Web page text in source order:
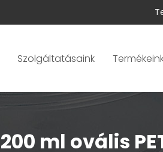
Szolgáltatásaink
200 ml ovális